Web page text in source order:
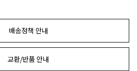
배송정책 안내
교환/반품 안내